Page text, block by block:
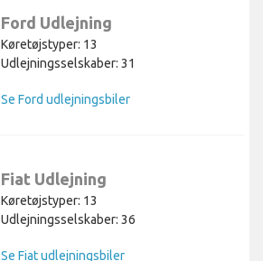
Ford Udlejning
Køretøjstyper: 13
Udlejningsselskaber: 31
Se Ford udlejningsbiler
Fiat Udlejning
Køretøjstyper: 13
Udlejningsselskaber: 36
Se Fiat udlejningsbiler